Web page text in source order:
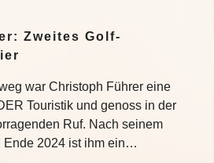
Zweites Golf-
war Christoph Führer eine
Touristik und genoss in der
Ruf. Nach seinem
Ende 2024 ist ihm ein…